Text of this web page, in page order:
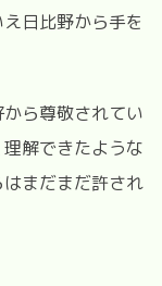
日比野から手を
ら尊敬されてい
解できたような
まだまだ許され